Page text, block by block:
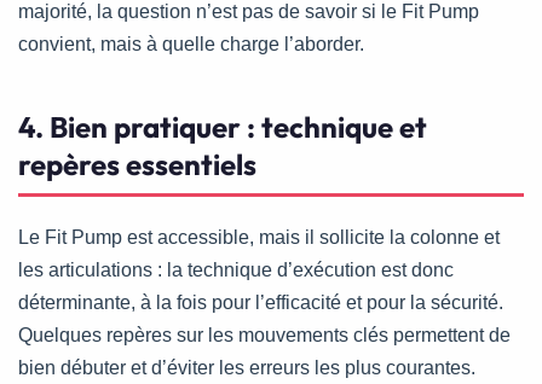
majorité, la question n’est pas de savoir si le Fit Pump
convient, mais à quelle charge l’aborder.
4. Bien pratiquer : technique et
repères essentiels
Le Fit Pump est accessible, mais il sollicite la colonne et
les articulations : la technique d’exécution est donc
déterminante, à la fois pour l’efficacité et pour la sécurité.
Quelques repères sur les mouvements clés permettent de
bien débuter et d’éviter les erreurs les plus courantes.